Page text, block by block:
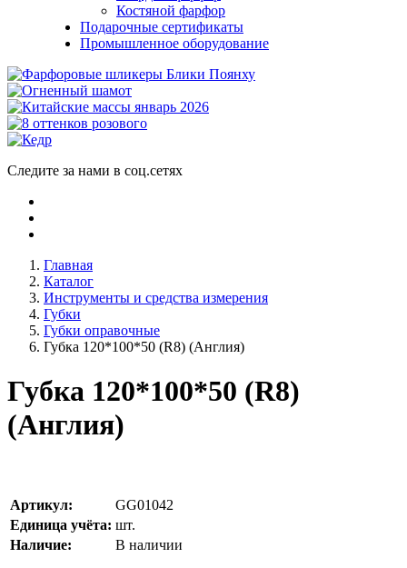
Костяной фарфор
Подарочные сертификаты
Промышленное оборудование
Следите за нами в соц.сетях
Главная
Каталог
Инструменты и средства измерения
Губки
Губки оправочные
Губка 120*100*50 (R8) (Англия)
Губка 120*100*50 (R8)
(Англия)
Артикул:
GG01042
Единица учёта: шт.
Наличие:
В наличии